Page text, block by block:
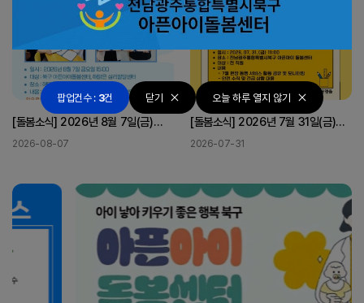
팝업건수: 3건 닫기 오늘 하루 열지 않기
[돌봄소식] 2026년 8월 7일(금)
북구 아픈아이돌봄센터 - 해맑은
2026-08-07
[돌봄소식] 2026년 7월 31일(금)
7월 월례회의
2026-07-31